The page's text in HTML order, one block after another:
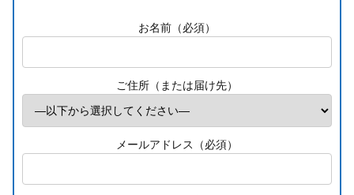
お名前（必須）
ご住所（または届け先）
メールアドレス（必須）